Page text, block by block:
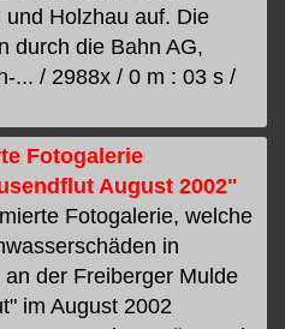
und Holzhau auf. Die
durch die Bahn AG,
... / 2988x / 0 m : 03 s /
Fotogalerie
August 2002"
Fotogalerie, welche
in
an der Freiberger Mulde
im August 2002